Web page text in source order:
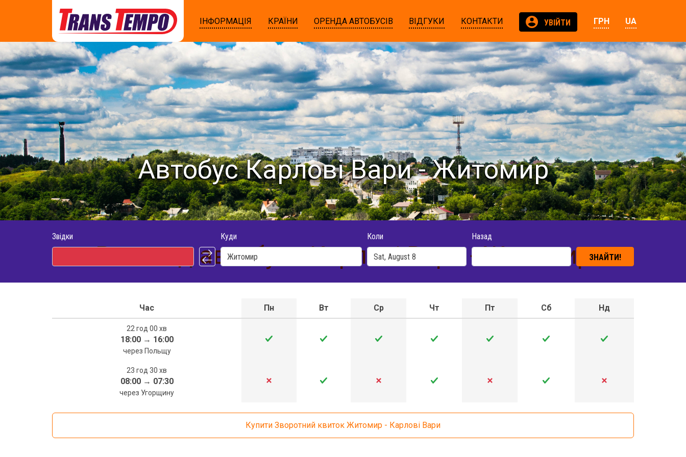
ІНФОРМАЦІЯ КРАЇНИ ОРЕНДА АВТОБУСІВ ВІДГУКИ КОНТАКТИ УВІЙТИ ГРН UA
Автобус Карлові Вари - Житомир
Звідки Куди Коли Назад
ЗНАЙТИ!
Розклад автобуса Карлові Вари - Житомир
Час Пн Вт Ср Чт Пт Сб Нд
22 год 00 хв
18:00→ 16:00
через Польщу
23 год 30 хв
08:00→ 07:30
через Угорщину
Купити Зворотний квиток Житомир - Карлові Вари